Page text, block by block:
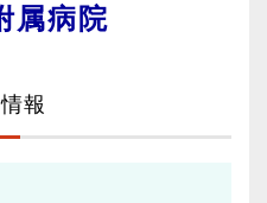
属病院
報